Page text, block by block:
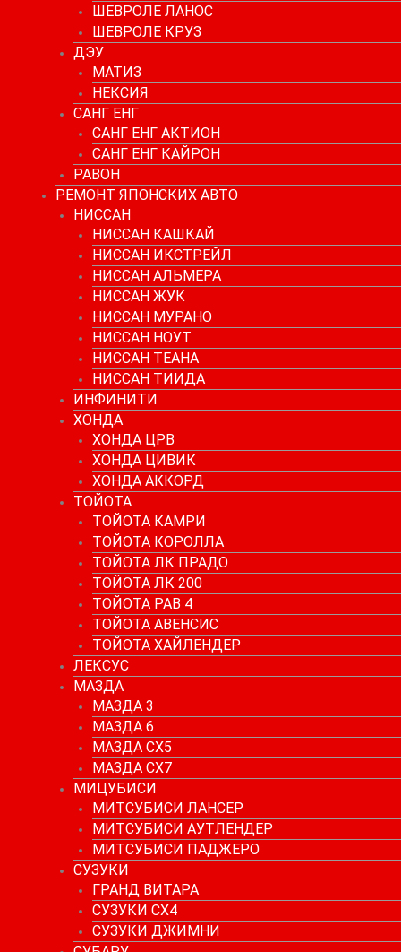
ШЕВРОЛЕ ЛАНОС
ШЕВРОЛЕ КРУЗ
ДЭУ
МАТИЗ
НЕКСИЯ
САНГ ЕНГ
САНГ ЕНГ АКТИОН
САНГ ЕНГ КАЙРОН
РАВОН
РЕМОНТ ЯПОНСКИХ АВТО
НИССАН
НИССАН КАШКАЙ
НИССАН ИКСТРЕЙЛ
НИССАН АЛЬМЕРА
НИССАН ЖУК
НИССАН МУРАНО
НИССАН НОУТ
НИССАН ТЕАНА
НИССАН ТИИДА
ИНФИНИТИ
ХОНДА
ХОНДА ЦРВ
ХОНДА ЦИВИК
ХОНДА АККОРД
ТОЙОТА
ТОЙОТА КАМРИ
ТОЙОТА КОРОЛЛА
ТОЙОТА ЛК ПРАДО
ТОЙОТА ЛК 200
ТОЙОТА РАВ 4
ТОЙОТА АВЕНСИС
ТОЙОТА ХАЙЛЕНДЕР
ЛЕКСУС
МАЗДА
МАЗДА 3
МАЗДА 6
МАЗДА СХ5
МАЗДА СХ7
МИЦУБИСИ
МИТСУБИСИ ЛАНСЕР
МИТСУБИСИ АУТЛЕНДЕР
МИТСУБИСИ ПАДЖЕРО
СУЗУКИ
ГРАНД ВИТАРА
СУЗУКИ СХ4
СУЗУКИ ДЖИМНИ